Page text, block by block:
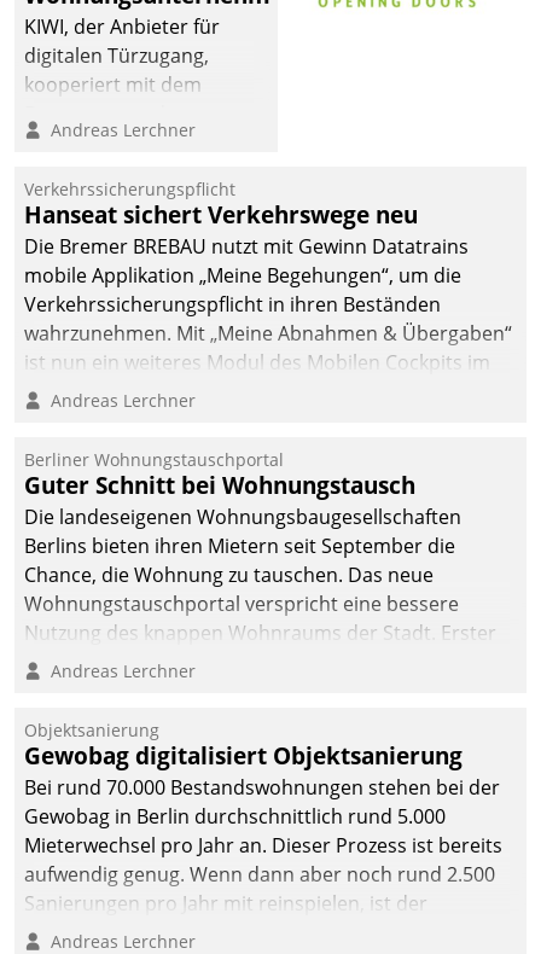
KIWI, der Anbieter für
digitalen Türzugang,
kooperiert mit dem
Softwareentwicklungshaus
Andreas Lerchner
Verkehrssicherungspflicht
Hanseat sichert Verkehrswege neu
Die Bremer BREBAU nutzt mit Gewinn Datatrains
mobile Applikation „Meine Begehungen“, um die
Verkehrssicherungspflicht in ihren Beständen
wahrzunehmen. Mit „Meine Abnahmen & Übergaben“
ist nun ein weiteres Modul des Mobilen Cockpits im
Einsatz.
Andreas Lerchner
Berliner Wohnungstauschportal
Guter Schnitt bei Wohnungstausch
Die landeseigenen Wohnungsbaugesellschaften
Berlins bieten ihren Mietern seit September die
Chance, die Wohnung zu tauschen. Das neue
Wohnungstauschportal verspricht eine bessere
Nutzung des knappen Wohnraums der Stadt. Erster
Anwendungsfall für Datatrains Lösung API-Hub mit
Unternehmen.
Andreas Lerchner
Objektsanierung
Gewobag digitalisiert Objektsanierung
Bei rund 70.000 Bestandswohnungen stehen bei der
Gewobag in Berlin durchschnittlich rund 5.000
Mieterwechsel pro Jahr an. Dieser Prozess ist bereits
aufwendig genug. Wenn dann aber noch rund 2.500
Sanierungen pro Jahr mit reinspielen, ist der
Betreuungs- und Organisationsaufwand immens. Im
Andreas Lerchner